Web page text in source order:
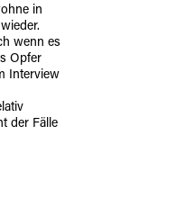
in
wenn es
Opfer
Interview
der Fälle